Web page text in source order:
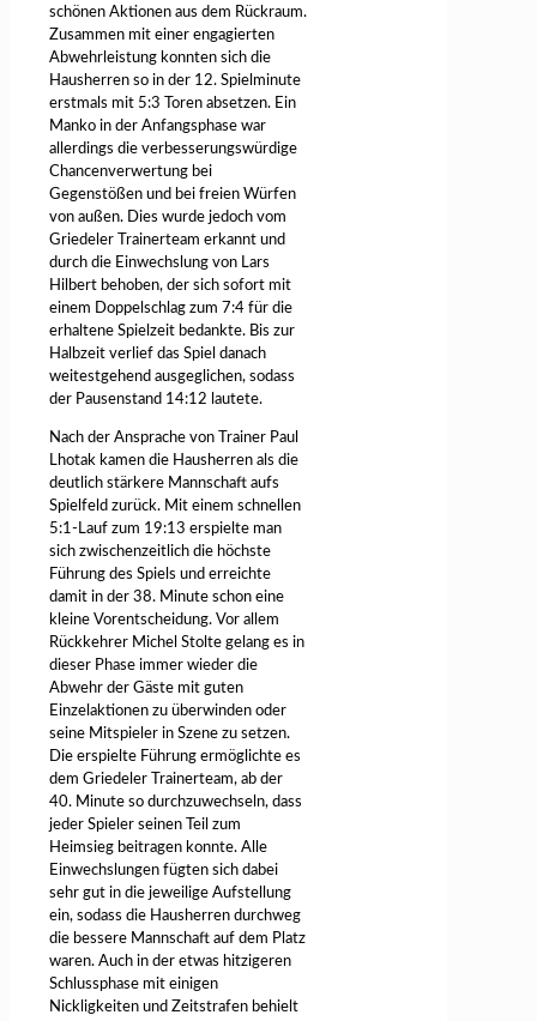
schönen Aktionen aus dem Rückraum.
Zusammen mit einer engagierten
Abwehrleistung konnten sich die
Hausherren so in der 12. Spielminute
erstmals mit 5:3 Toren absetzen. Ein
Manko in der Anfangsphase war
allerdings die verbesserungswürdige
Chancenverwertung bei
Gegenstößen und bei freien Würfen
von außen. Dies wurde jedoch vom
Griedeler Trainerteam erkannt und
durch die Einwechslung von Lars
Hilbert behoben, der sich sofort mit
einem Doppelschlag zum 7:4 für die
erhaltene Spielzeit bedankte. Bis zur
Halbzeit verlief das Spiel danach
weitestgehend ausgeglichen, sodass
der Pausenstand 14:12 lautete.
Nach der Ansprache von Trainer Paul
Lhotak kamen die Hausherren als die
deutlich stärkere Mannschaft aufs
Spielfeld zurück. Mit einem schnellen
5:1-Lauf zum 19:13 erspielte man
sich zwischenzeitlich die höchste
Führung des Spiels und erreichte
damit in der 38. Minute schon eine
kleine Vorentscheidung. Vor allem
Rückkehrer Michel Stolte gelang es in
dieser Phase immer wieder die
Abwehr der Gäste mit guten
Einzelaktionen zu überwinden oder
seine Mitspieler in Szene zu setzen.
Die erspielte Führung ermöglichte es
dem Griedeler Trainerteam, ab der
40. Minute so durchzuwechseln, dass
jeder Spieler seinen Teil zum
Heimsieg beitragen konnte. Alle
Einwechslungen fügten sich dabei
sehr gut in die jeweilige Aufstellung
ein, sodass die Hausherren durchweg
die bessere Mannschaft auf dem Platz
waren. Auch in der etwas hitzigeren
Schlussphase mit einigen
Nickligkeiten und Zeitstrafen behielt